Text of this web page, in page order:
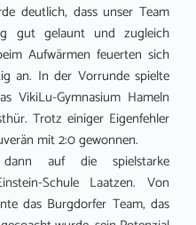
deutlich, dass unser Team
gut gelaunt und zugleich
Aufwärmen feuerten sich
an. In der Vorrunde spielte
VikiLu-Gymnasium Hameln
Trotz einiger Eigenfehler
mit 2:0 gewonnen.
auf die spielstarke
Schule Laatzen. Von
das Burgdorfer Team, das